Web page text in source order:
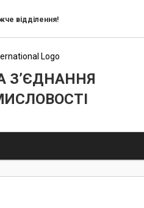
відділення!
З’ЄДНАННЯ